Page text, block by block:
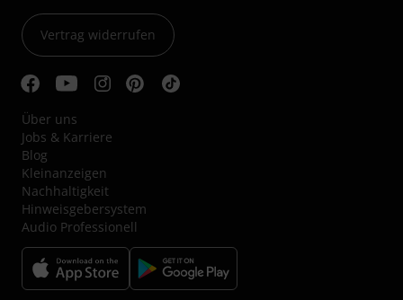
Vertrag widerrufen
Über uns
Jobs & Karriere
Blog
Kleinanzeigen
Nachhaltigkeit
Hinweisgebersystem
Audio Professionell